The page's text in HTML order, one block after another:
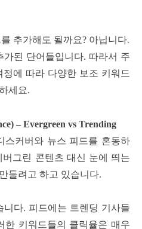
추가해도 될까요? 아닙니다.
된 단어들입니다. 따라서 주
에 따라 다양한 보조 키워드
세요.
– Evergreen vs Trending
스커버와 뉴스 피드를 혼동하
버그린 콘텐츠 대신 눈에 띄는
들려고 하고 있습니다.
다. 피드에는 트렌딩 기사들
한 키워드들의 클릭율은 매우